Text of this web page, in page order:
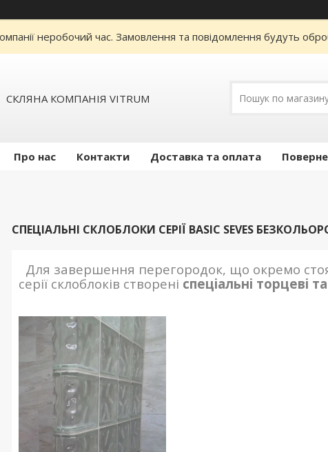
неробочий час. Замовлення та повідомлення будуть
СКЛЯНА КОМПАНІЯ VITRUM
Про нас Контакти Доставка та оплата
СПЕЦІАЛЬНІ СКЛОБЛОКИ CЕРІЇ BASIC SEVES
Для завершення перегородок, що окремо
серії склоблоків створені спеціальні торцеві